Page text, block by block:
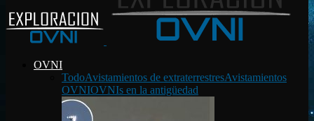
OVNI
TodoAvistamientos de extraterrestresAvistamientos
OVNIOVNIs en la antigüedad